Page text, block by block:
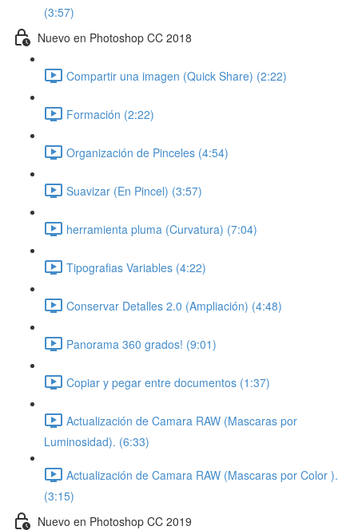
(3:57)
Nuevo en Photoshop CC 2018
Compartir una imagen (Quick Share) (2:22)
Formación (2:22)
Organización de Pinceles (4:54)
Suavizar (En Pincel) (3:57)
herramienta pluma (Curvatura) (7:04)
Tipografias Variables (4:22)
Conservar Detalles 2.0 (Ampliación) (4:48)
Panorama 360 grados! (9:01)
Copiar y pegar entre documentos (1:37)
Actualización de Camara RAW (Mascaras por
Luminosidad). (6:33)
Actualización de Camara RAW (Mascaras por Color ).
(3:15)
Nuevo en Photoshop CC 2019